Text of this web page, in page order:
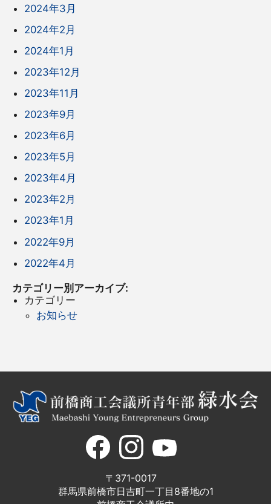
2024年3月
2024年2月
2024年1月
2023年12月
2023年11月
2023年9月
2023年6月
2023年5月
2023年4月
2023年2月
2023年1月
2022年9月
2022年4月
カテゴリー別アーカイブ:
カテゴリー
お知らせ
〒371-0017
群馬県前橋市日吉町一丁目8番地の1